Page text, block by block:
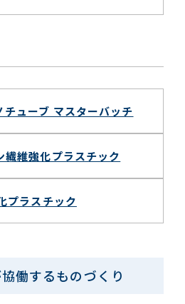
チューブ マスターバッチ
繊維強化プラスチック
プラスチック
働するものづくり